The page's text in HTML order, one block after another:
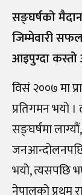
सङ्घर्षको
जिम्मेवारी
आइपुग्दा
विसं २००७ मा
प्रतिगमन भयो ।
सङ्घर्षमा
जनआन्दोलनपछि
भयो, त्यसपछि